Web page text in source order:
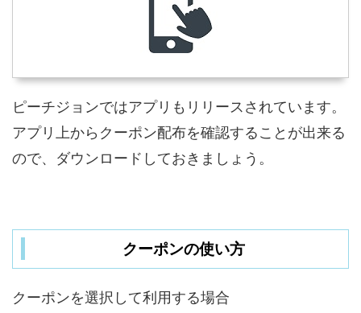
ピーチジョンではアプリもリリースされています。
アプリ上からクーポン配布を確認することが出来る
ので、ダウンロードしておきましょう。
クーポンの使い方
クーポンを選択して利用する場合